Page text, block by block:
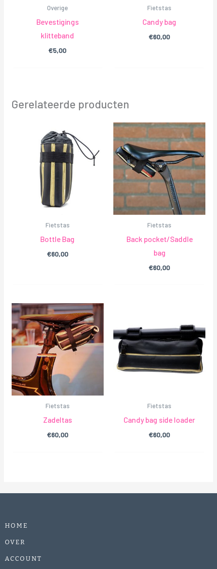
Overige
Bevestigings
klitteband
€5,00
Fietstas
Candy bag
€60,00
Gerelateerde producten
Fietstas
Bottle Bag
€60,00
Fietstas
Back pocket/Saddle
bag
€60,00
Fietstas
Zadeltas
€60,00
Fietstas
Candy bag side loader
€60,00
HOME
OVER
ACCOUNT